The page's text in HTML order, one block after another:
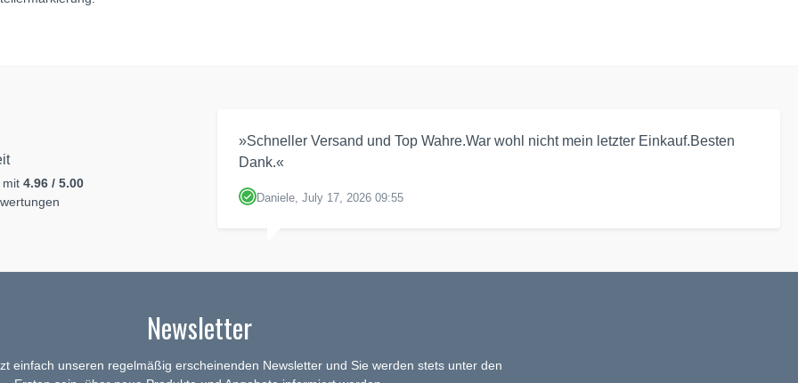
mit 4.96 / 5.00
»Schneller Versand und Top Wahre.War wohl nicht mein letzter Einkauf.Besten
Dank.«
Daniele, July 17, 2026 09:55
Newsletter
einfach unseren regelmäßig erscheinenden Newsletter und Sie werden stets unter den